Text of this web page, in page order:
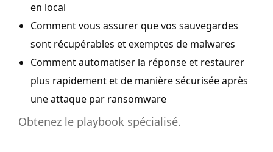
en local
Comment vous assurer que vos sauvegardes
sont récupérables et exemptes de malwares
Comment automatiser la réponse et restaurer
plus rapidement et de manière sécurisée après
une attaque par ransomware
Obtenez le playbook spécialisé.